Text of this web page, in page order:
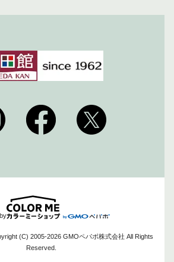
(C) 2005-2026 GMOペパボ株式会社 All Rights
Reserved.